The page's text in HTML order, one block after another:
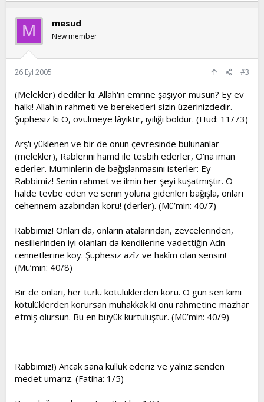
M mesud
New member
26 Eyl 2005 #3
(Melekler) dediler ki: Allah'ın emrine şaşıyor musun? Ey ev
halkı! Allah'ın rahmeti ve bereketleri sizin üzerinizdedir.
Şüphesiz ki O, övülmeye lâyıktır, iyiliği boldur. (Hud: 11/73)
Arş'ı yüklenen ve bir de onun çevresinde bulunanlar
(melekler), Rablerini hamd ile tesbih ederler, O'na iman
ederler. Müminlerin de bağışlanmasını isterler: Ey
Rabbimiz! Senin rahmet ve ilmin her şeyi kuşatmıştır. O
halde tevbe eden ve senin yoluna gidenleri bağışla, onları
cehennem azabından koru! (derler). (Mü’min: 40/7)
Rabbimiz! Onları da, onların atalarından, zevcelerinden,
nesillerinden iyi olanları da kendilerine vadettiğin Adn
cennetlerine koy. Şüphesiz azîz ve hakîm olan sensin!
(Mü’min: 40/8)
Bir de onları, her türlü kötülüklerden koru. O gün sen kimi
kötülüklerden korursan muhakkak ki onu rahmetine mazhar
etmiş olursun. Bu en büyük kurtuluştur. (Mü’min: 40/9)
Rabbimiz!) Ancak sana kulluk ederiz ve yalnız senden
medet umarız. (Fatiha: 1/5)